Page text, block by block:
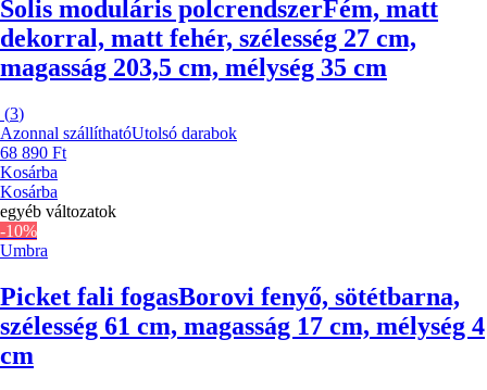
Solis moduláris polcrendszerFém, matt
dekorral, matt fehér, szélesség 27 cm,
magasság 203,5 cm, mélység 35 cm
(3)
Azonnal szállíthatóUtolsó darabok
68 890 Ft
Kosárba
Kosárba
egyéb változatok
-10%
Umbra
Picket fali fogasBorovi fenyő, sötétbarna,
szélesség 61 cm, magasság 17 cm, mélység 4
cm